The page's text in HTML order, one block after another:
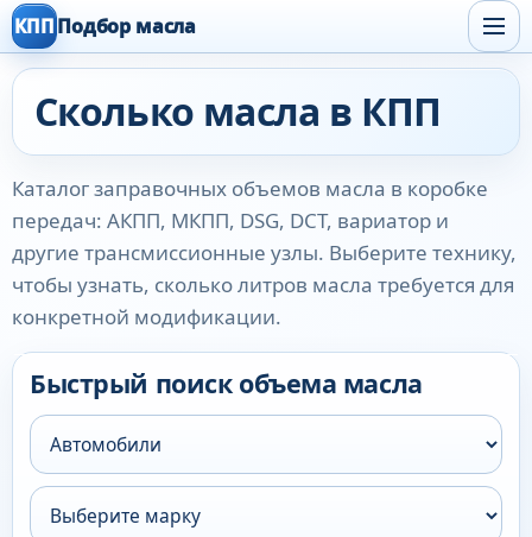
КПППодбор масла
Сколько масла в КПП
Каталог заправочных объемов масла в коробке
передач: АКПП, МКПП, DSG, DCT, вариатор и
другие трансмиссионные узлы. Выберите технику,
чтобы узнать, сколько литров масла требуется для
конкретной модификации.
Быстрый поиск объема масла